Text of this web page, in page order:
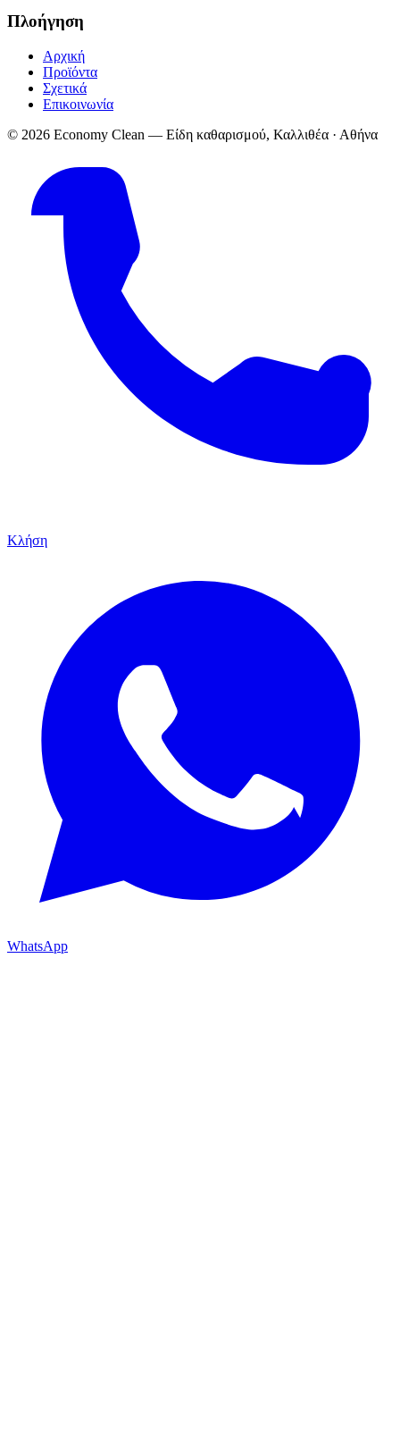
Πλοήγηση
Αρχική
Προϊόντα
Σχετικά
Επικοινωνία
© 2026 Economy Clean — Είδη καθαρισμού, Καλλιθέα · Αθήνα
Κλήση
WhatsApp